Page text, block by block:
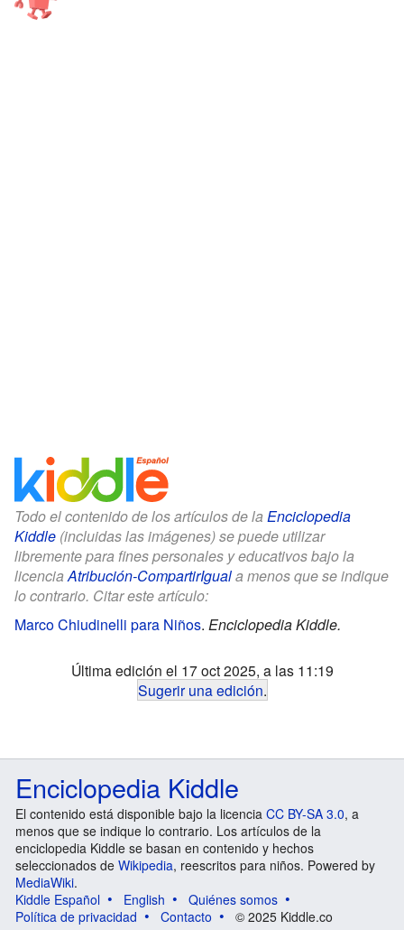
Todo el contenido de los artículos de la Enciclopedia
Kiddle (incluidas las imágenes) se puede utilizar
libremente para fines personales y educativos bajo la
licenciaAtribución-CompartirIguala menos que se indique
lo contrario. Citar este artículo:
Marco Chiudinelli para Niños. Enciclopedia Kiddle.
Última edición el 17 oct 2025, a las 11:19
Sugerir una edición.
Enciclopedia Kiddle
El contenido está disponible bajo la licencia CC BY-SA 3.0, a
menos que se indique lo contrario. Los artículos de la
enciclopedia Kiddle se basan en contenido y hechos
seleccionados de Wikipedia, reescritos para niños. Powered by
MediaWiki.
Kiddle Español
English
Quiénes somos
Política de privacidad
Contacto © 2025 Kiddle.co